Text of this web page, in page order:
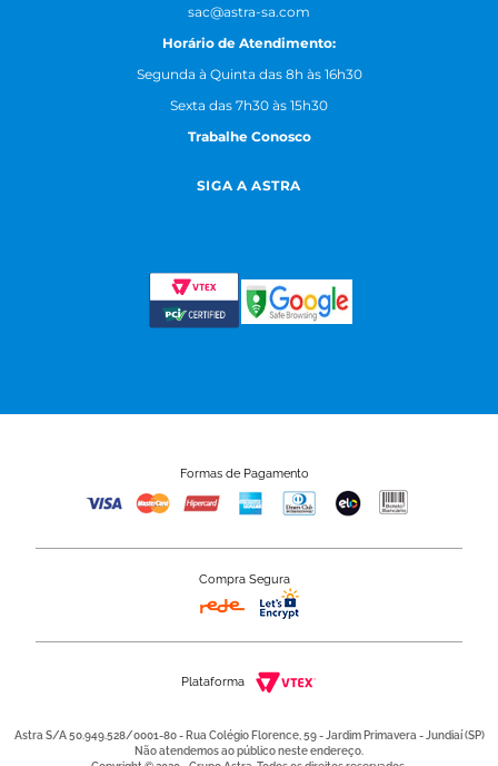
sac@astra-sa.com
Horário de Atendimento:
Segunda à Quinta das 8h às 16h30
Sexta das 7h30 às 15h30
Trabalhe Conosco
SIGA A ASTRA
Formas de Pagamento
Compra Segura
Plataforma
Astra S/A 50.949.528/0001-80 - Rua Colégio Florence, 59 - Jardim Primavera - Jundiaí (SP)
Não atendemos ao público neste endereço.